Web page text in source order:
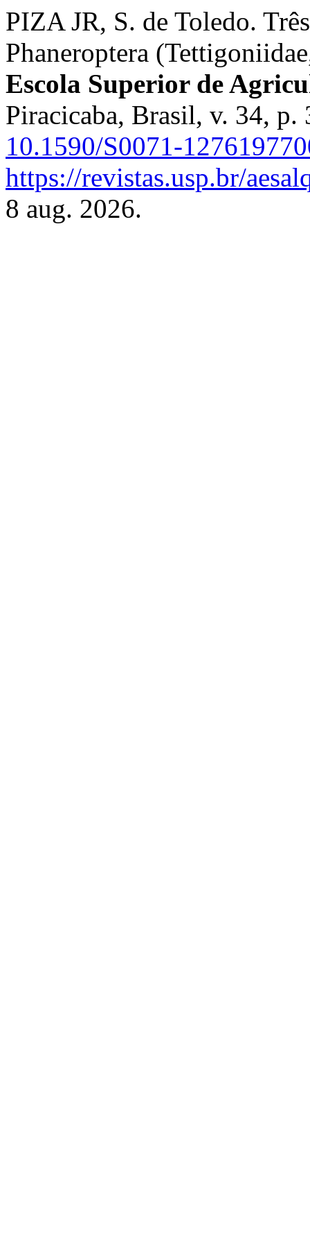
PIZA JR, S. de Toledo.
Phaneroptera
Escola Superior de
Piracicaba, Brasil, v. 34,
10.1590/S0071-
https://revistas.usp.br/
8 aug. 2026.